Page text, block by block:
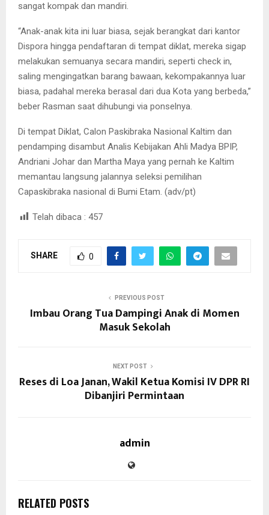
sangat kompak dan mandiri.
“Anak-anak kita ini luar biasa, sejak berangkat dari kantor
Dispora hingga pendaftaran di tempat diklat, mereka sigap
melakukan semuanya secara mandiri, seperti check in,
saling mengingatkan barang bawaan, kekompakannya luar
biasa, padahal mereka berasal dari dua Kota yang berbeda,”
beber Rasman saat dihubungi via ponselnya.
Di tempat Diklat, Calon Paskibraka Nasional Kaltim dan
pendamping disambut Analis Kebijakan Ahli Madya BPIP,
Andriani Johar dan Martha Maya yang pernah ke Kaltim
memantau langsung jalannya seleksi pemilihan
Capaskibraka nasional di Bumi Etam. (adv/pt)
Telah dibaca : 457
SHARE 0
PREVIOUS POST
Imbau Orang Tua Dampingi Anak di Momen
Masuk Sekolah
NEXT POST
Reses di Loa Janan, Wakil Ketua Komisi IV DPR RI
Dibanjiri Permintaan
admin
RELATED POSTS